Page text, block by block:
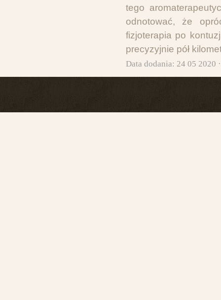
tego
odnotować, że
fizjoterapia po
precyzyjnie pół
Data dodania: 24 05 2020